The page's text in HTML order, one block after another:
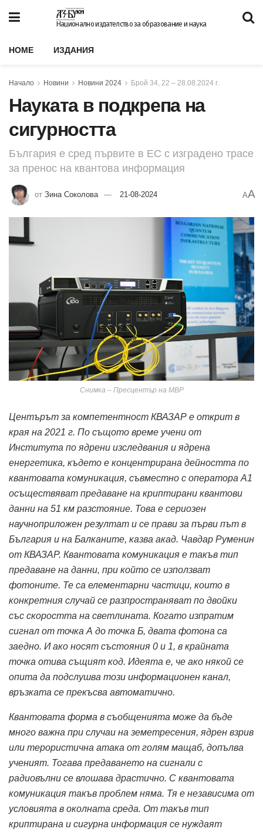
Национално издателство за образование и наука
HOME ИЗДАНИЯ
Начало Новини Новини 2024 Брой 34, 22 – 28.08.2024 г.
Науката в подкрепа на
сигурността
България е сред първите в ЕС с изградено трасе
за пренос на квантова информация
от Зина Соколова 21-08-2024 AA
Снимка – Пресцентър на МВР
Центърът за компетентност КВАЗАР е открит в
края на 2021 г. По същото време учени от
Института по ядрени изследвания и ядрена
енергетика, където е концентрирана дейността по
квантовата комуникация, съвместно с оператора А1
осъществяват предаване на криптирани квантови
данни на 51 км разстояние. Това е сериозен
научноприложен резултат и се прави за първи път в
България и на Балканите, казва акад. Чавдар Руменин
от КВАЗАР. Квантовата комуникация е такъв тип
предаване на данни, при който се използват
фотоните. Те са елементарни частици, които в
конкретния случай се разпространяват по двойки
със скоростта на светлината. Когато изпратим
сигнал от точка А до точка Б, двата фотона са
заедно. И ако носят състояния 0 и 1, в крайната
точка отива същият код. Идеята е, че ако някой се
опита да подслушва този информационен канал,
връзката се прекъсва автоматично.
Квантовата форма в съобщенията може да бъде
много важна при случаи на земетресения, ядрен взрив
или терористична атака от голям мащаб, допълва
ученият. Тогава предаването на сигнали с
радиовълни се влошава драстично. С квантовата
комуникация такъв проблем няма. Тя е независима от
условията в околната среда. От такъв тип
криптирана и сигурна информация се нуждаят